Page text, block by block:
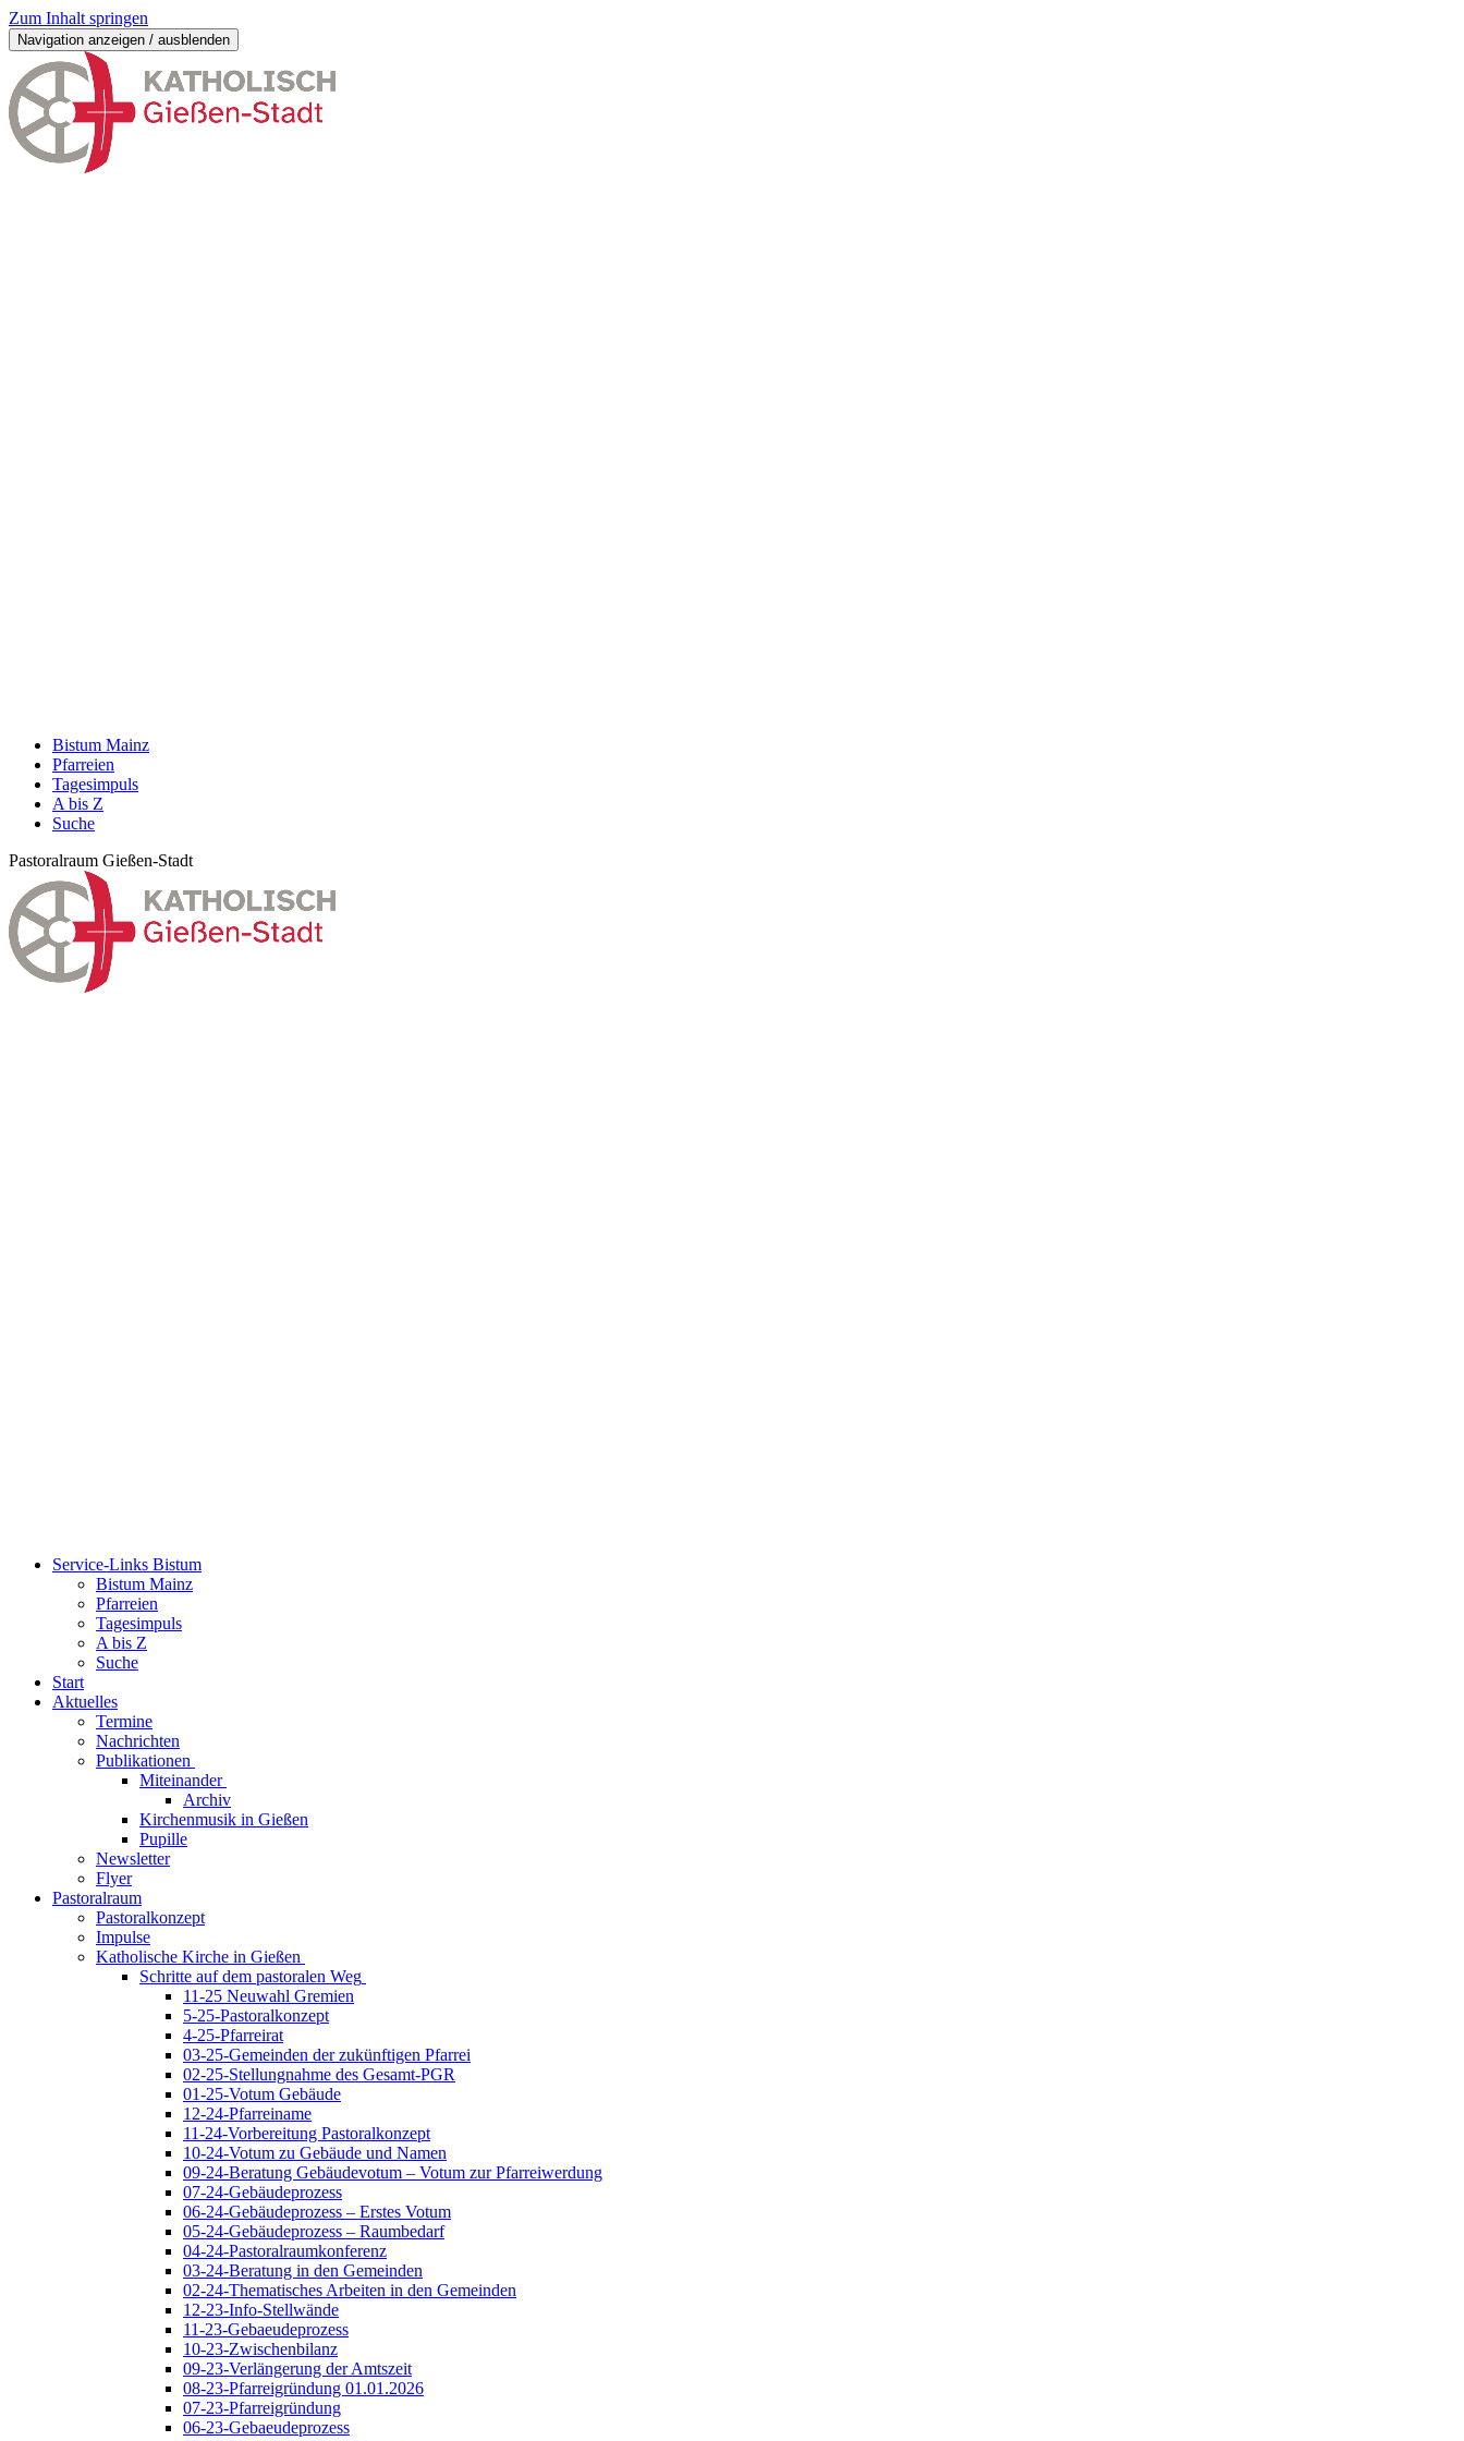
Zum Inhalt springen
Navigation anzeigen / ausblenden
Bistum Mainz
Pfarreien
Tagesimpuls
A bis Z
Suche
Pastoralraum Gießen-Stadt
Service-Links Bistum
Bistum Mainz
Pfarreien
Tagesimpuls
A bis Z
Suche
Start
Aktuelles
Termine
Nachrichten
Publikationen
Miteinander
Archiv
Kirchenmusik in Gießen
Pupille
Newsletter
Flyer
Pastoralraum
Pastoralkonzept
Impulse
Katholische Kirche in Gießen
Schritte auf dem pastoralen Weg
11-25 Neuwahl Gremien
5-25-Pastoralkonzept
4-25-Pfarreirat
03-25-Gemeinden der zukünftigen Pfarrei
02-25-Stellungnahme des Gesamt-PGR
01-25-Votum Gebäude
12-24-Pfarreiname
11-24-Vorbereitung Pastoralkonzept
10-24-Votum zu Gebäude und Namen
09-24-Beratung Gebäudevotum – Votum zur Pfarreiwerdung
07-24-Gebäudeprozess
06-24-Gebäudeprozess – Erstes Votum
05-24-Gebäudeprozess – Raumbedarf
04-24-Pastoralraumkonferenz
03-24-Beratung in den Gemeinden
02-24-Thematisches Arbeiten in den Gemeinden
12-23-Info-Stellwände
11-23-Gebaeudeprozess
10-23-Zwischenbilanz
09-23-Verlängerung der Amtszeit
08-23-Pfarreigründung 01.01.2026
07-23-Pfarreigründung
06-23-Gebaeudeprozess